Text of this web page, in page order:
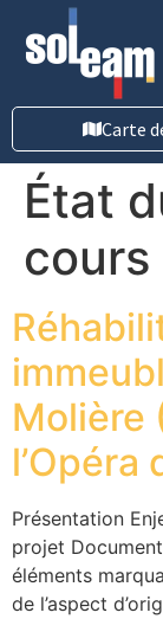
Carte
État
cours
Molière
l’Opéra
Présentation
projet
éléments
de l’aspect